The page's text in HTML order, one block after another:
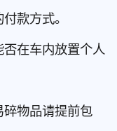
款方式。
在车内放置个人
物品请提前包